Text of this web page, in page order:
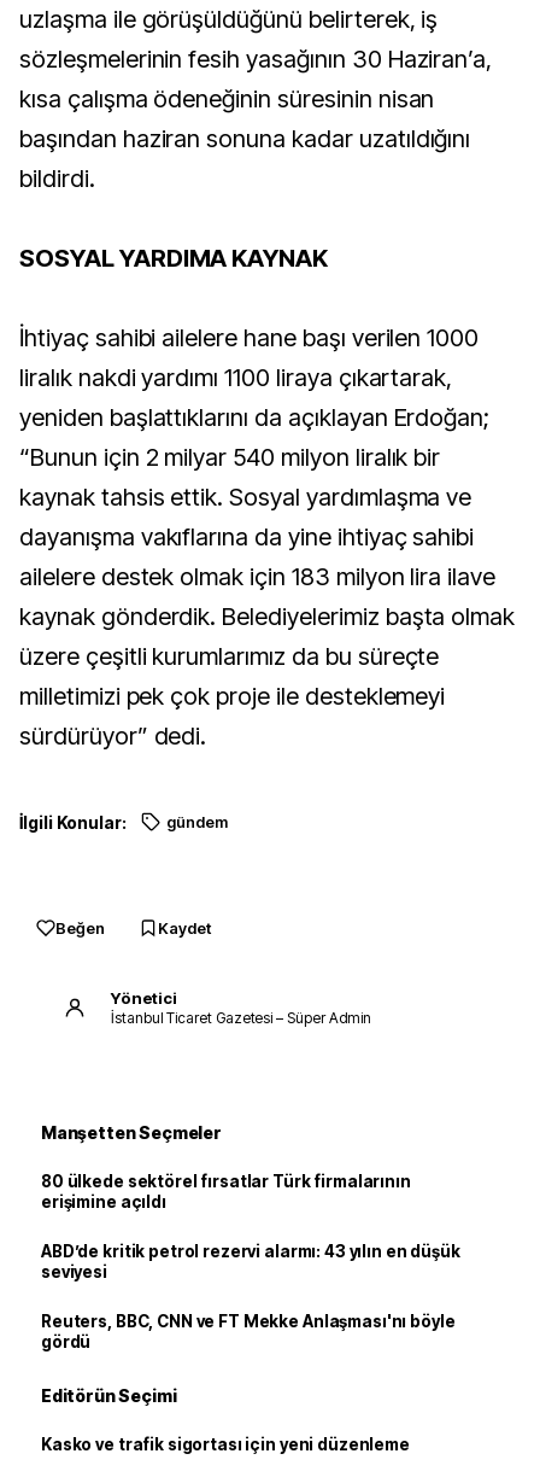
uzlaşma ile görüşüldüğünü belirterek, iş
sözleşmelerinin fesih yasağının 30 Haziran’a,
kısa çalışma ödeneğinin süresinin nisan
başından haziran sonuna kadar uzatıldığını
bildirdi.
SOSYAL YARDIMA KAYNAK
İhtiyaç sahibi ailelere hane başı verilen 1000
liralık nakdi yardımı 1100 liraya çıkartarak,
yeniden başlattıklarını da açıklayan Erdoğan;
“Bunun için 2 milyar 540 milyon liralık bir
kaynak tahsis ettik. Sosyal yardımlaşma ve
dayanışma vakıflarına da yine ihtiyaç sahibi
ailelere destek olmak için 183 milyon lira ilave
kaynak gönderdik. Belediyelerimiz başta olmak
üzere çeşitli kurumlarımız da bu süreçte
milletimizi pek çok proje ile desteklemeyi
sürdürüyor” dedi.
İlgili Konular: gündem
Beğen Kaydet
Yönetici
İstanbul Ticaret Gazetesi – Süper Admin
Manşetten Seçmeler
80 ülkede sektörel fırsatlar Türk firmalarının
erişimine açıldı
ABD’de kritik petrol rezervi alarmı: 43 yılın en düşük
seviyesi
Reuters, BBC, CNN ve FT Mekke Anlaşması'nı böyle
gördü
Editörün Seçimi
Kasko ve trafik sigortası için yeni düzenleme